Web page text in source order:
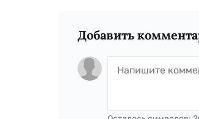
Добавить